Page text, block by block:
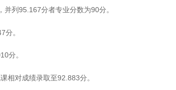
列95.167分者专业分数为90分。
分。
分。
相对成绩录取至92.883分。